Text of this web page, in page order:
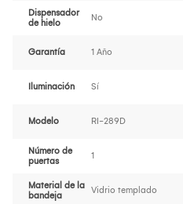
Dispensador
de hielo
No
Garantía 1 Año
Iluminación Sí
Modelo RI-289D
Número de
puertas
1
Material de la
bandeja
Vidrio templado